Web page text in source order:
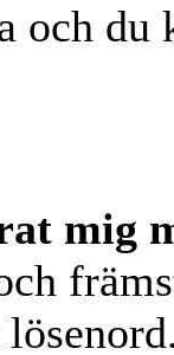
och du
mig